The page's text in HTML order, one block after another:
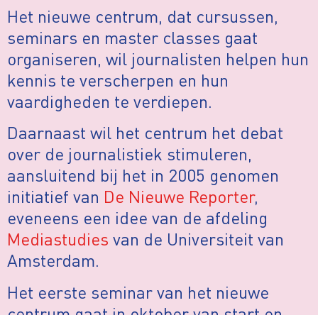
Het nieuwe centrum, dat cursussen,
seminars en master classes gaat
organiseren, wil journalisten helpen hun
kennis te verscherpen en hun
vaardigheden te verdiepen.
Daarnaast wil het centrum het debat
over de journalistiek stimuleren,
aansluitend bij het in 2005 genomen
initiatief van De Nieuwe Reporter,
eveneens een idee van de afdeling
Mediastudies van de Universiteit van
Amsterdam.
Het eerste seminar van het nieuwe